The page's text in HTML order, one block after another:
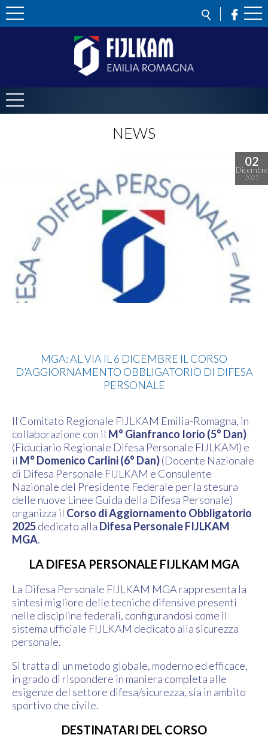
NEWS
02
Dicembre
2025
MGA: AL VIA IL 6 DICEMBRE IL CORSO
D’AGGIORNAMENTO OBBLIGATORIO DI DIFESA
PERSONALE
Il Comitato Regionale FIJLKAM Emilia-Romagna, in
collaborazione con il M° Gianfranco Iorio (5° Dan)
(Fiduciario Regionale Difesa Personale FIJLKAM) e
il M° Domenico Carlini (6° Dan)(Docente Nazionale
di Difesa Personale FIJLKAM e Consulente
Nazionale del Presidente Federale per la stesura
delle nuove Linee Guida della Difesa Personale)
organizza il Corso di Aggiornamento Obbligatorio
2025dedicato alla Difesa Personale FIJLKAM
MGA.
LA DIFESA PERSONALE FIJLKAM MGA
La Difesa Personale FIJLKAM MGA rappresenta la
sintesi migliore delle tecniche difensive presenti
nelle discipline federali, configurandosi come il
sistema ufficiale FIJLKAM dedicato alla sicurezza
personale.
Si tratta di un metodo globale, moderno ed efficace,
in grado di rispondere in maniera completa alle
esigenze del settore difesa/sicurezza, sia in ambito
sportivo che civile.
DESTINATARI DEL CORSO